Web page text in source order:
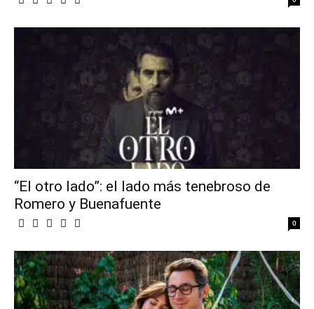
“El otro lado”: el lado más tenebroso de
Romero y Buenafuente
0